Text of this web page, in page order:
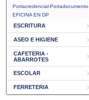
Portacredencial-Portadocumento
EFICINA EN DP
ESCRITURA
ASEO E HIGIENE
CAFETERIA -
ABARROTES
ESCOLAR
FERRETERIA